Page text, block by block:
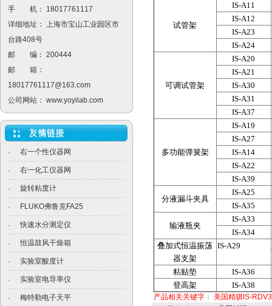
手 机： 18017761117
详细地址： 上海市宝山工业园区市
台路408号
邮 编： 200444
邮 箱：
18017761117@163.com
公司网站： www.yoyilab.com
· 右一个性仪器网
· 右一化工仪器网
· 旋转粘度计
· FLUKO弗鲁克FA25
· 快速水分测定仪
· 恒温鼓风干燥箱
· 实验室酸度计
· 实验室电导率仪
· 梅特勒电子天平
试管架
IS-A11
IS-A12
IS-A23
IS-A24
可调试管架
IS-A20
IS-A21
IS-A30
IS-A31
IS-A37
多功能弹簧架
IS-A19
IS-A27
IS-A14
IS-A22
IS-A39
分液漏斗夹具
IS-A25
IS-A35
输液瓶夹
IS-A33
IS-A34
叠加式恒温振荡
器支架
IS-A29
粘贴垫
IS-A36
登高架
IS-A38
产品相关关键字： 美国精骐IS-RDV3